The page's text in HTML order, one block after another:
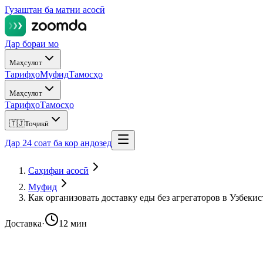
Гузаштан ба матни асосӣ
Дар бораи мо
Маҳсулот
ТарифҳоМуфидТамосҳо
Маҳсулот
ТарифҳоТамосҳо
🇹🇯Тоҷикӣ
Дар 24 соат ба кор андозед
Саҳифаи асосӣ
Муфид
Как организовать доставку еды без агрегаторов в
Доставка· 12 мин